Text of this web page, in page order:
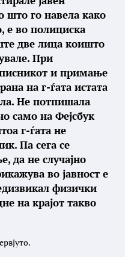
што го навела како
е во полициска
две лица коишто
При
и примање
на г-ѓата истата
Не потпишала
само на Фејсбук
г-ѓата не
Па сега се
да не случајно
во јавност е
физички
на крајот такво